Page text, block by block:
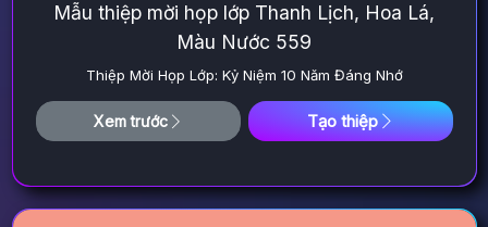
Mẫu thiệp mời họp lớp Thanh Lịch, Hoa Lá,
Màu Nước 559
Thiệp Mời Họp Lớp: Kỷ Niệm 10 Năm Đáng Nhớ
Xem trước Tạo thiệp